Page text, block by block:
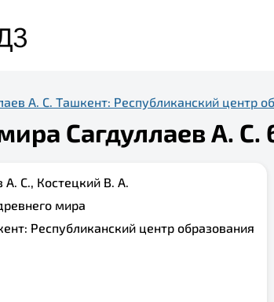
А. С. Ташкент: Республиканский центр
Сагдуллаев А. С.
А. С., Костецкий В. А.
мира
Республиканский центр образования